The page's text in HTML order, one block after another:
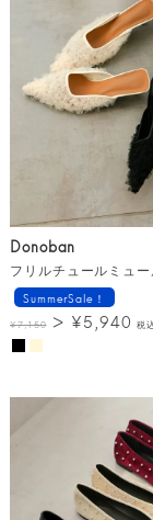
Donoban
フリルチュールミュ
SummerSale！
¥7,150 ¥5,940 税